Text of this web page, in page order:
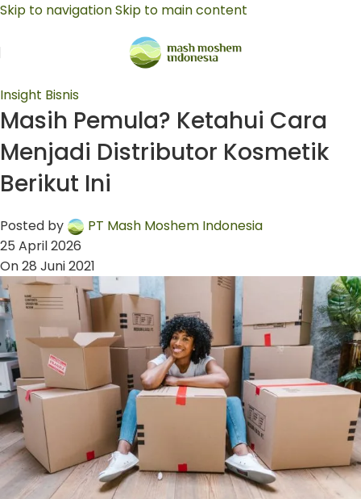
Skip to navigationSkip to main content
Insight Bisnis
Masih Pemula? Ketahui Cara
Menjadi Distributor Kosmetik
Berikut Ini
Posted by
PT Mash Moshem Indonesia
25 April 2026
On 28 Juni 2021